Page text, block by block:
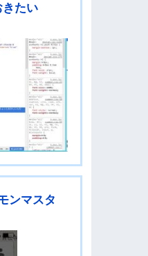
きたい
ンマスタ